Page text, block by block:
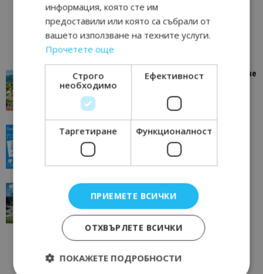
“Пощенска картичка от…”: Петрич – Изживяване
отвъд очакваното
Петрич
“Пощенска картичка от…”: Пловдив, градът на
всички времена
Пловдив 23/06/2026 10:00
“Пощенска картичка от…”: Перник – град на
традициите, културата и вдъхновяващите...
17/06/2026 09:01
информация, която сте им
предоставили или която са събрали от
вашето използване на техните услуги.
Прочетете още
Строго
необходимо
Ефективност
Таргетиране Функционалност
ПРИЕМЕТЕ ВСИЧКИ
ОТХВЪРЛЕТЕ ВСИЧКИ
ПОКАЖЕТЕ ПОДРОБНОСТИ